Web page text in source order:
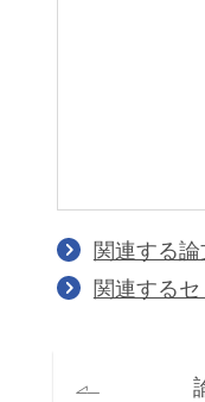
関連する
関連する